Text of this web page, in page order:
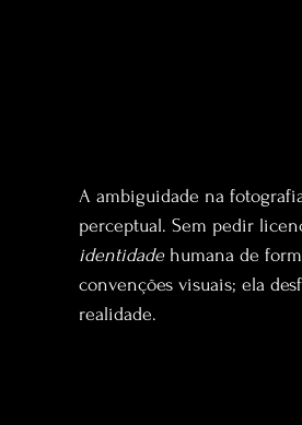
A ambiguidade na
perceptual. Sem pedir
identidade humana de
convenções visuais; ela
realidade.